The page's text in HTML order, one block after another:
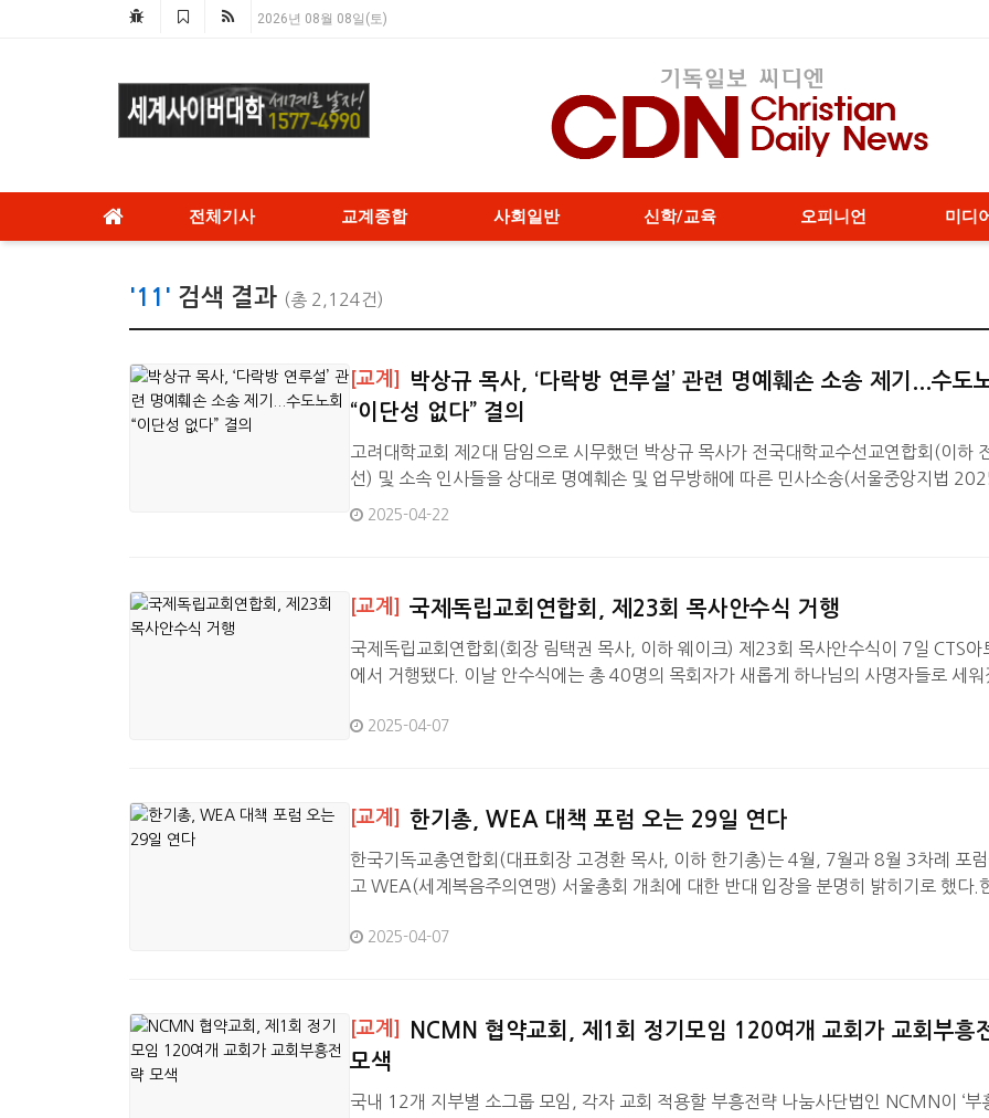
2026년 08월 08일(토)
전체기사 교계종합 사회일반 신학/교육 오피니언 미디
'11' 검색 결과 (총 2,124건)
[교계]
박상규 목사, ‘다락방 연루설’ 관련 명예훼손 소송 제기...수도
“이단성 없다” 결의
고려대학교회 제2대 담임으로 시무했던 박상규 목사가 전국대학교수선교연합회(이하
선) 및 소속 인사들을 상대로 명예훼손 및 업무방해에 따른 민사소송(서울중앙지법
81090)을 제기했다. 박 목사는 전대선이 자신을 ‘이단 다락방과 연루된 인물’로 규정하
2025-04-22
[교계] 국제독립교회연합회, 제23회 목사안수식 거행
국제독립교회연합회(회장 림택권 목사, 이하 웨이크) 제23회 목사안수식이 7일 CTS아
에서 거행됐다. 이날 안수식에는 총 40명의 목회자가 새롭게 하나님의 사명자들로 세워
로 1부 예배와 2부 안수식으로 진행됐다. 1부 예배에서는 림택권 목사(전 아세아연합신
2025-04-07
[교계] 한기총, WEA 대책 포럼 오는 29일 연다
한국기독교총연합회(대표회장 고경환 목사, 이하 한기총)는 4월, 7월과 8월 3차례 포
고 WEA(세계복음주의연맹) 서울총회 개최에 대한 반대 입장을 분명히 밝히기로 했다.
취지를 확인하고 결의했다.1차 포럼은 오는 29일 오전
2025-04-07
[교계]
NCMN 협약교회, 제1회 정기모임 120여개 교회가 교회부흥
모색
국내 12개 지부별 소그룹 모임, 각자 교회 적용할 부흥전략 나눔사단법인 NCMN이 ‘부